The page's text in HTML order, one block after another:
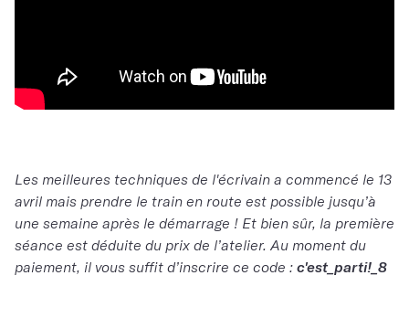
Les meilleures techniques de l'écrivain a commencé le 13
avril mais prendre le train en route est possible jusqu’à
une semaine après le démarrage ! Et bien sûr, la première
séance est déduite du prix de l’atelier. Au moment du
paiement, il vous suffit d’inscrire ce code : c'est_parti!_8